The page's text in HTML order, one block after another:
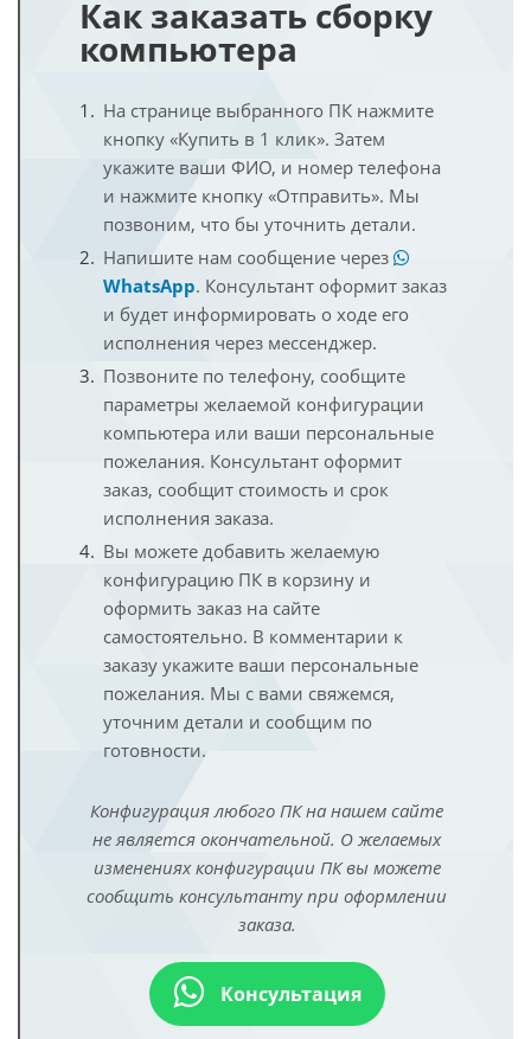
Как заказать сборку
компьютера
На странице выбранного ПК нажмите
кнопку «Купить в 1 клик». Затем
укажите ваши ФИО, и номер телефона
и нажмите кнопку «Отправить». Мы
позвоним, что бы уточнить детали.
Напишите нам сообщение через
WhatsApp. Консультант оформит заказ
и будет информировать о ходе его
исполнения через мессенджер.
Позвоните по телефону, сообщите
параметры желаемой конфигурации
компьютера или ваши персональные
пожелания. Консультант оформит
заказ, сообщит стоимость и срок
исполнения заказа.
Вы можете добавить желаемую
конфигурацию ПК в корзину и
оформить заказ на сайте
самостоятельно. В комментарии к
заказу укажите ваши персональные
пожелания. Мы с вами свяжемся,
уточним детали и сообщим по
готовности.
Конфигурация любого ПК на нашем сайте
не является окончательной. О желаемых
изменениях конфигурации ПК вы можете
сообщить консультанту при оформлении
заказа.
Консультация